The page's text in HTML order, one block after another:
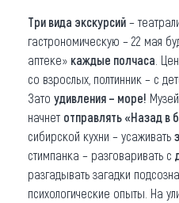
Три вида экскурсий –
гастрономическую – 22 мая
аптеке» каждые полчаса .
со взрослых, полтинник – с
Зато удивления – море!
начнет отправлять «Назад в
сибирской кухни – усаживать
стимпанка – разговаривать с
разгадывать загадки
психологические опыты. На